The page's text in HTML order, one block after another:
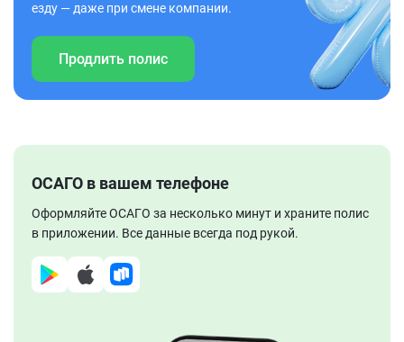
езду — даже при смене компании.
Продлить полис
ОСАГО в вашем телефоне
Оформляйте ОСАГО за несколько минут и храните полис
в приложении. Все данные всегда под рукой.